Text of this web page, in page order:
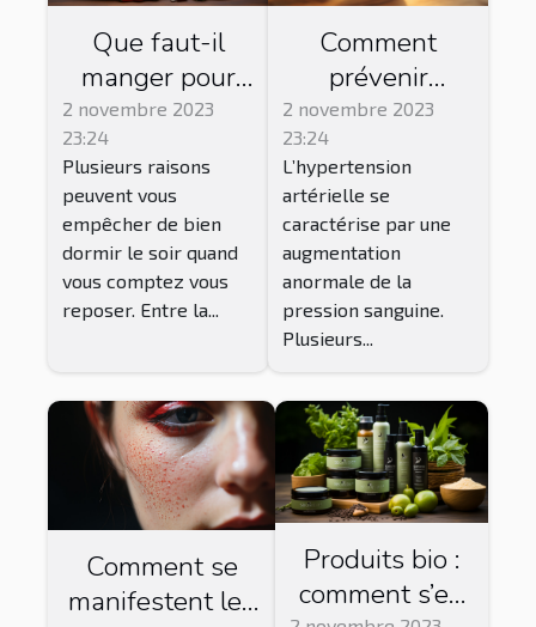
Que faut-il
manger pour
bien dormir ?
2 novembre 2023
23:24
Plusieurs raisons
peuvent vous
empêcher de bien
dormir le soir quand
vous comptez vous
reposer. Entre la...
Comment
prévenir
l’hypertension
artérielle ?
2 novembre 2023
23:24
L’hypertension
artérielle se
caractérise par une
augmentation
anormale de la
pression sanguine.
Plusieurs...
Comment se
manifestent les
Produits bio :
comment s’en